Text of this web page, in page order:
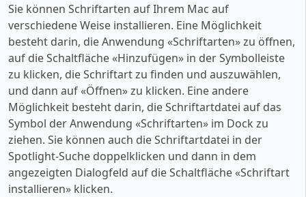
Sie können Schriftarten auf Ihrem Mac auf
verschiedene Weise installieren. Eine Möglichkeit
besteht darin, die Anwendung «‎Schriftarten» zu öffnen,
auf die Schaltfläche «‎Hinzufügen» in der Symbolleiste
zu klicken, die Schriftart zu finden und auszuwählen,
und dann auf «‎Öffnen» zu klicken. Eine andere
Möglichkeit besteht darin, die Schriftartdatei auf das
Symbol der Anwendung «‎Schriftarten» im Dock zu
ziehen. Sie können auch die Schriftartdatei in der
Spotlight-Suche doppelklicken und dann in dem
angezeigten Dialogfeld auf die Schaltfläche «‎Schriftart
installieren» klicken.